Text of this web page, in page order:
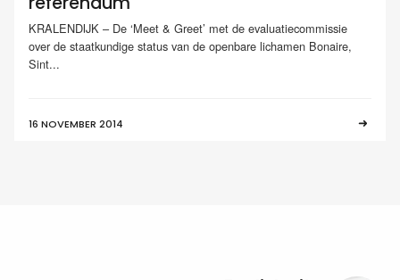
KRALENDIJK – De ‘Meet & Greet’ met de evaluatiecommissie
over de staatkundige status van de openbare lichamen Bonaire,
Sint...
16 NOVEMBER 2014